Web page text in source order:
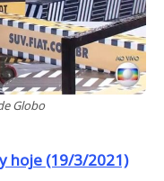
Globo
hoje (19/3/2021)